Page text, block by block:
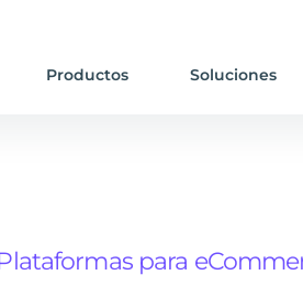
Productos Soluciones
para